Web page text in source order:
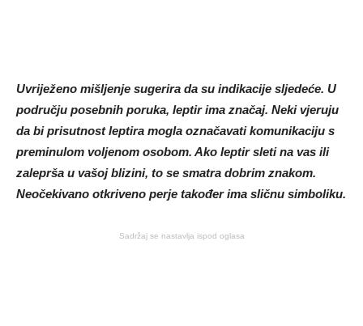
Uvriježeno mišljenje sugerira da su indikacije sljedeće. U
području posebnih poruka, leptir ima značaj. Neki vjeruju
da bi prisutnost leptira mogla označavati komunikaciju s
preminulom voljenom osobom. Ako leptir sleti na vas ili
zaleprša u vašoj blizini, to se smatra dobrim znakom.
Neočekivano otkriveno perje također ima sličnu simboliku.
Sadržaj se nastavlja ispod oglasa